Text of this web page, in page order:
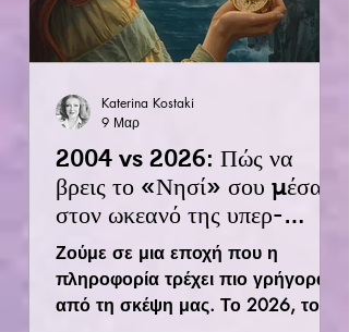
2004 vs 2026: Πώς να
βρεις το «Νησί» σου μέσα
στον ωκεανό της υπερ-
πληροφόρησης
Ζούμε σε μια εποχή που η
πληροφορία τρέχει πιο γρήγορα
από τη σκέψη μας. Το 2026, το
Katerina Kostaki
9 Μαρ